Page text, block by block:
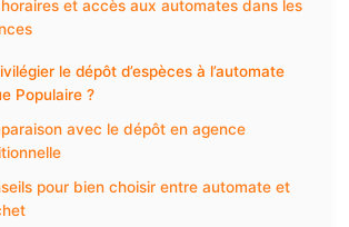
et accès aux automates dans les
le dépôt d’espèces à l’automate
Populaire ?
avec le dépôt en agence
pour bien choisir entre automate et